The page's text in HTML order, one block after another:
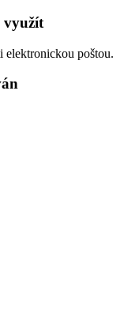
využít
elektronickou poštou.